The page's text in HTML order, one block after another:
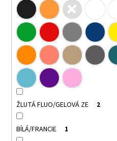
ŽLUTÁ FLUO/GELOVÁ ZE 2
BÍLÁ/FRANCIE 1